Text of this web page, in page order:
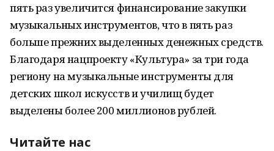
пять раз увеличится финансирование закупки
музыкальных инструментов, что в пять раз
больше прежних выделенных денежных средств.
Благодаря нацпроекту «Культура» за три года
региону на музыкальные инструменты для
детских школ искусств и училищ будет
выделены более 200 миллионов рублей.
Читайте нас